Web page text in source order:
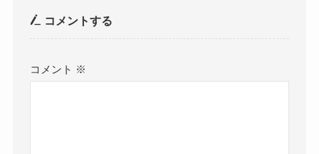
コメントする
コメント ※